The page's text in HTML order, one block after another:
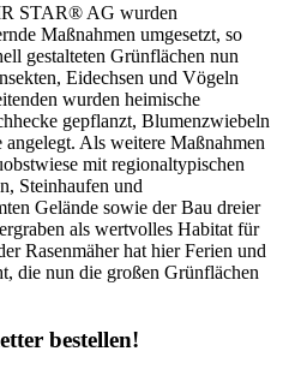
STAR® AG wurden
Maßnahmen umgesetzt, so
gestalteten Grünflächen nun
Eidechsen und Vögeln
wurden heimische
gepflanzt, Blumenzwiebeln
angelegt. Als weitere Maßnahmen
mit regionaltypischen
Steinhaufen und
Gelände sowie der Bau dreier
als wertvolles Habitat für
Rasenmäher hat hier Ferien und
die nun die großen Grünflächen
bestellen!